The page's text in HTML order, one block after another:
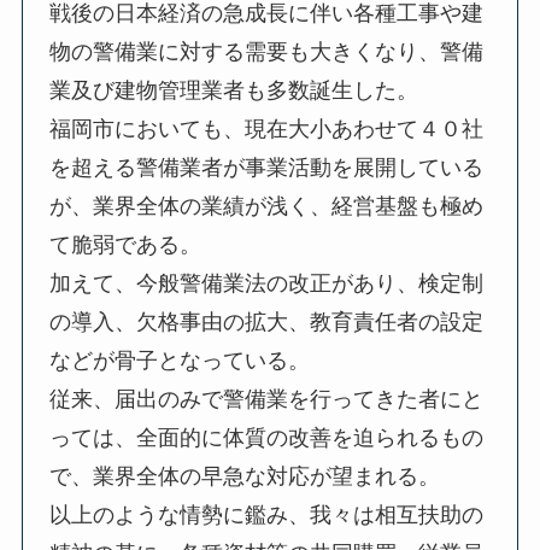
戦後の日本経済の急成長に伴い各種工事や建
物の警備業に対する需要も大きくなり、警備
業及び建物管理業者も多数誕生した。
福岡市においても、現在大小あわせて４０社
を超える警備業者が事業活動を展開している
が、業界全体の業績が浅く、経営基盤も極め
て脆弱である。
加えて、今般警備業法の改正があり、検定制
の導入、欠格事由の拡大、教育責任者の設定
などが骨子となっている。
従来、届出のみで警備業を行ってきた者にと
っては、全面的に体質の改善を迫られるもの
で、業界全体の早急な対応が望まれる。
以上のような情勢に鑑み、我々は相互扶助の